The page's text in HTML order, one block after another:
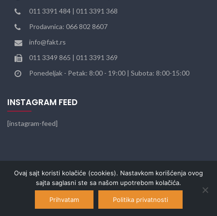
011 3391 484 | 011 3391 368
Prodavnica: 066 802 8607
info@fakt.rs
011 3349 865 | 011 3391 369
Ponedeljak - Petak: 8:00 - 19:00 | Subota: 8:00-15:00
INSTAGRAM FEED
[instagram-feed]
© 2022FAKT. Sva prava zadržana. Web dizajn SEO Team.
Ovaj sajt koristi kolačiće (cookies). Nastavkom korišćenja ovog
sajta saglasni ste sa našom upotrebom kolačića.
Prihvatam Politika privatnosti